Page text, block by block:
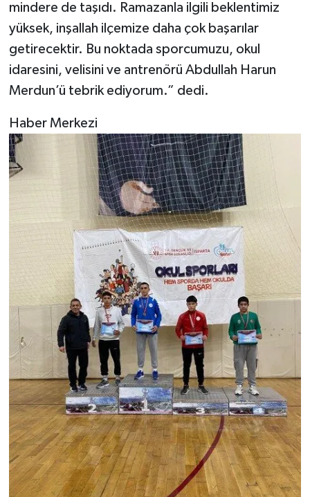
mindere de taşıdı. Ramazanla ilgili beklentimiz
yüksek, inşallah ilçemize daha çok başarılar
getirecektir. Bu noktada sporcumuzu, okul
idaresini, velisini ve antrenörü Abdullah Harun
Merdun’ü tebrik ediyorum.” dedi.
Haber Merkezi